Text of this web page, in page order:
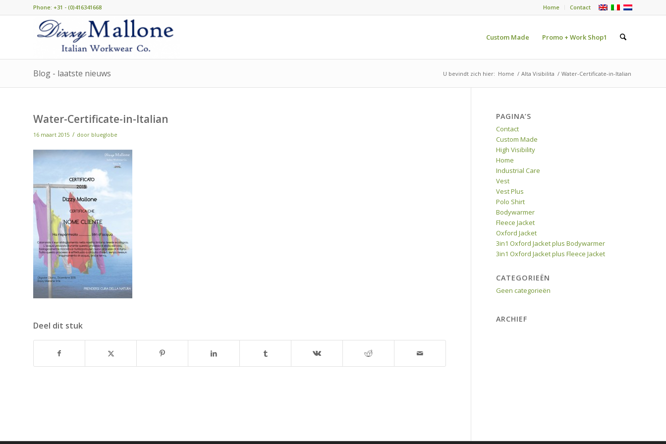
Home Contact
Phone: +31 - (0)416341668
Custom Made Promo + Work Shop1
Blog - laatste nieuws U bevindt zich hier: Home / Alta Visibilita / Water-Certificate-in-Italian
Water-Certificate-in-Italian
16 maart 2015 / door blueglobe
Deel dit stuk
PAGINA’S
Contact
Custom Made
High Visibility
Home
Industrial Care
Vest
Vest Plus
Polo Shirt
Bodywarmer
Fleece Jacket
Oxford Jacket
3in1 Oxford Jacket plus Bodywarmer
3in1 Oxford Jacket plus Fleece Jacket
CATEGORIEËN
Geen categorieën
ARCHIEF